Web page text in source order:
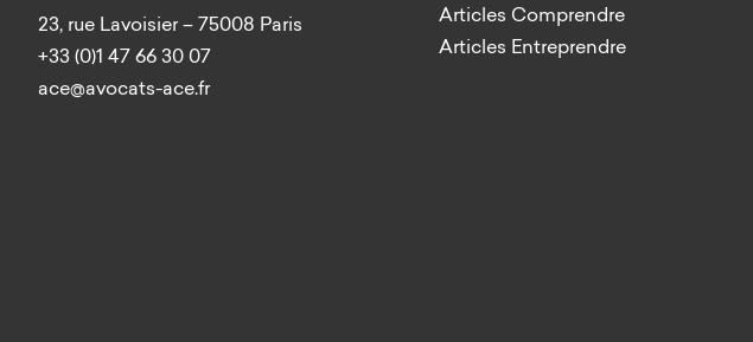
23, rue Lavoisier – 75008 Paris
+33 (0)1 47 66 30 07
ace@avocats-ace.fr
Articles Comprendre
Articles Entreprendre